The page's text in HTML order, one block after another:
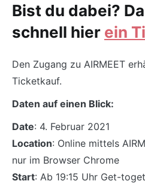
Bist du dabei?
schnell hier ein
Den Zugang zu AIRMEET
Ticketkauf.
Daten auf einen Blick:
Date: 4. Februar 2021
Location: Online mittels
nur im Browser Chrome
Start: Ab 19:15 Uhr Get-